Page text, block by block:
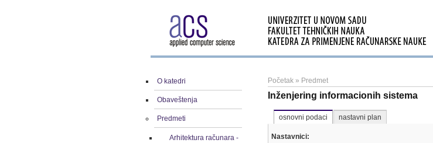
O katedri
Obaveštenja
Predmeti
Arhitektura računara -
Početak » Predmet
Inženjering informacionih sistema
osnovni podaci nastavni plan
Nastavnici: